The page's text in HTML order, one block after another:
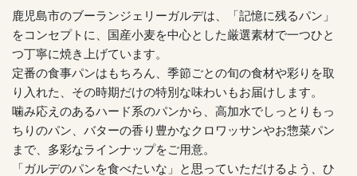
鹿児島市のブーランジェリーガルデは、「記憶に残るパン」
をコンセプトに、国産小麦を中心とした厳選素材で一つひと
つ丁寧に焼き上げています。
定番の食事パンはもちろん、季節ごとの旬の食材や彩りを取
り入れた、その時期だけの特別な味わいもお届けします。
噛み応えのあるハード系のパンから、高加水でしっとりもっ
ちりのパン、バターの香り豊かなクロワッサンやお惣菜パン
まで、多彩なラインナップをご用意。
「ガルデのパンを食べたいな」と思っていただけるよう、ひ